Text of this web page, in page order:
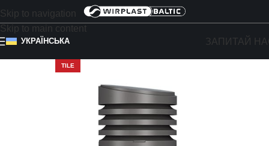
Skip to navigation
Skip to main content
УКРАЇНСЬКА ЗАПИТАЙ
TILE